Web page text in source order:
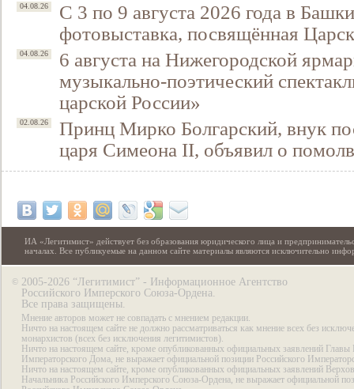
04.08.26
С 3 по 9 августа 2026 года в
фотовыставка, посвящённая
04.08.26
6 августа на Нижегородской
музыкально-поэтический
царской России»
02.08.26
Принц Мирко Болгарский, внук
царя Симеона II, объявил о
ИА «Легитимист» действует без образования юридического лица и
началах. Все публикуемые на данном сайте материалы являются исключительно
© 2005-2026 “Легитимист” - Информационное Агентство
Российского Имперского Союза-Ордена.
Все права защищены.
Мнение авторов может не совпадать с мнением редакции.
Ничто на настоящем сайте не должно рассматриваться как мнение всех без
монархистов (всех без исключения легитимистов).
Ничто на настоящем сайте, кроме опубликованных официальных заявлений Главы
Императорского Дома, не выражает официальной позиции Российского
Ничто на настоящем сайте, кроме опубликованных официальных заявлений
Начальника Российского Имперского Союза-Ордена, не выражает официальной